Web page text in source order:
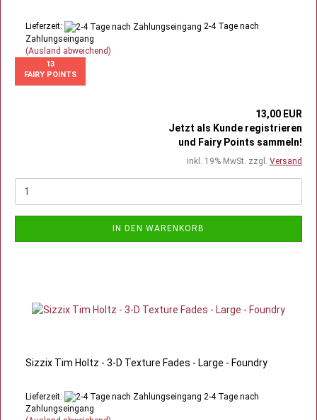
Lieferzeit:
2-4 Tage nach
Zahlungseingang
(Ausland abweichend)
13
FAIRY POINTS
13,00 EUR
Jetzt als Kunde registrieren
und Fairy Points sammeln!
inkl. 19% MwSt. zzgl. Versand
IN DEN WARENKORB
Sizzix Tim Holtz - 3-D Texture Fades - Large - Foundry
Lieferzeit:
2-4 Tage nach
Zahlungseingang